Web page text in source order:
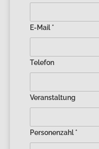
E-Mail *
Telefon
Veranstaltung
Personenzahl *